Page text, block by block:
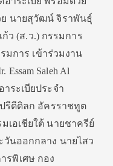
นายสุวัฒน์ จิราพันธุ์
ว (ส.ว.) กรรมการ
มการ เข้าร่วมงาน
Saleh Al
ระเบียประจำ
รีดีดิลก อัครราชทูต
เอเชียใต้ นายชาครีย์
วันออกกลาง นายไสว
พิเศษ กอง